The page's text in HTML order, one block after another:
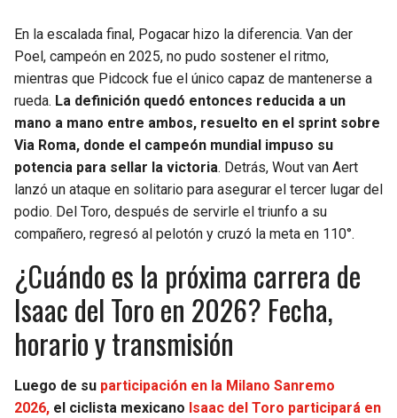
En la escalada final, Pogacar hizo la diferencia. Van der
Poel, campeón en 2025, no pudo sostener el ritmo,
mientras que Pidcock fue el único capaz de mantenerse a
rueda. La definición quedó entonces reducida a un
mano a mano entre ambos, resuelto en el sprint sobre
Via Roma, donde el campeón mundial impuso su
potencia para sellar la victoria. Detrás, Wout van Aert
lanzó un ataque en solitario para asegurar el tercer lugar del
podio. Del Toro, después de servirle el triunfo a su
compañero, regresó al pelotón y cruzó la meta en 110°.
¿Cuándo es la próxima carrera de
Isaac del Toro en 2026? Fecha,
horario y transmisión
Luego de su participación en la Milano Sanremo
2026, el ciclista mexicano Isaac del Toro participará en